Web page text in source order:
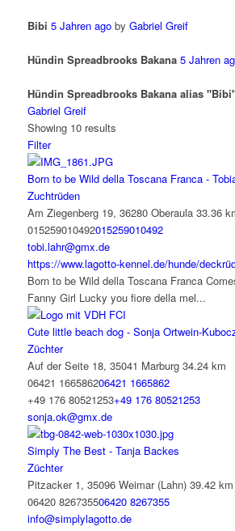
Bibi 5 Jahren agoby Gabriel Greif
Hündin Spreadbrooks Bakana 5 Jahren
Hündin Spreadbrooks Bakana alias
Gabriel Greif
Showing 10 results
Filter
Born to be Wild della Toscana Franca -
Zuchtrüden
Am Ziegenberg 19, 36280 Oberaula 33.36
015259010492015259010492
tobi.lahr@gmx.de
https://www.lagotto-kennel.de/hunde/
Born to be Wild della Toscana Franca
Fanny Girl Lucky you fiore della mel...
Cute little beach dog - Sonja Ortwein-
Züchter
Auf der Seite 18, 35041 Marburg 34.24 km
06421 166586206421 1665862
+49 176 80521253+49 176 80521253
sonja.ok@gmx.de
Simply The Best - Tanja Backes
Züchter
Pitzacker 1, 35096 Weimar (Lahn) 39.42 km
06420 826735506420 8267355
info@simplylagotto.de